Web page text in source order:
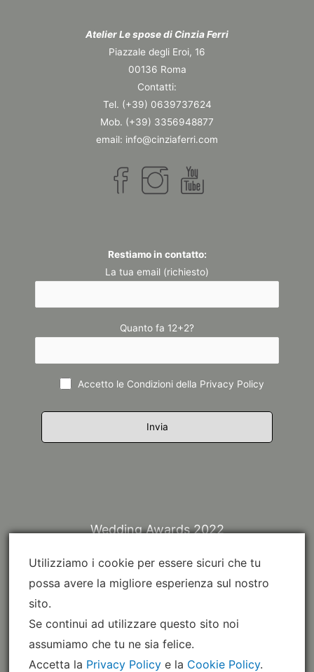
Atelier Le spose di Cinzia Ferri
Piazzale degli Eroi, 16
00136 Roma
Contatti:
Tel. (+39) 0639737624
Mob. (+39) 3356948877
email: info@cinziaferri.com
Restiamo in contatto:
La tua email (richiesto)
Quanto fa 12+2?
Accetto le Condizioni della Privacy Policy
Wedding Awards 2022
Utilizziamo i cookie per essere sicuri che tu
possa avere la migliore esperienza sul nostro
sito.
Se continui ad utilizzare questo sito noi
assumiamo che tu ne sia felice.
Accetta la Privacy Policye la Cookie Policy.